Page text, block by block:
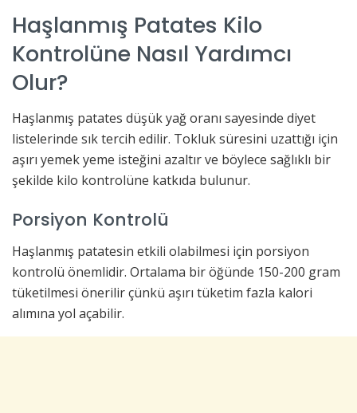
Haşlanmış Patates Kilo
Kontrolüne Nasıl Yardımcı
Olur?
Haşlanmış patates düşük yağ oranı sayesinde diyet
listelerinde sık tercih edilir. Tokluk süresini uzattığı için
aşırı yemek yeme isteğini azaltır ve böylece sağlıklı bir
şekilde kilo kontrolüne katkıda bulunur.
Porsiyon Kontrolü
Haşlanmış patatesin etkili olabilmesi için porsiyon
kontrolü önemlidir. Ortalama bir öğünde 150-200 gram
tüketilmesi önerilir çünkü aşırı tüketim fazla kalori
alımına yol açabilir.